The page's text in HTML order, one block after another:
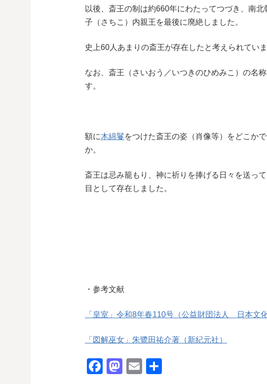
以後、斎王の制は約660年にわたってつづき、南
子（さちこ）内親王を最後に廃絶しました。
史上60人あまりの斎王が存在したと考えられていま
なお、斎王（さいおう／いつきのひめみこ）の名
す。
額に木綿鬘をつけた斎王の姿（肖像等）をどこか
か。
斎王は忌み籠もり、神に祈りを捧げる日々を送っ
目として存在しました。
・参考文献
「皇室」令和8年春110号（公益財団法人 日本文化
「図解巫女」朱鷺田祐介著（新紀元社）
F
M
E